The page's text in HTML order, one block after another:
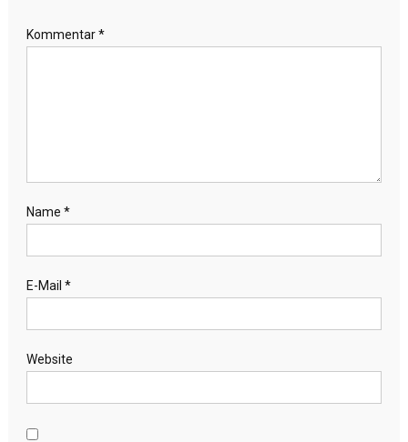
Kommentar*
Name *
E-Mail *
Website